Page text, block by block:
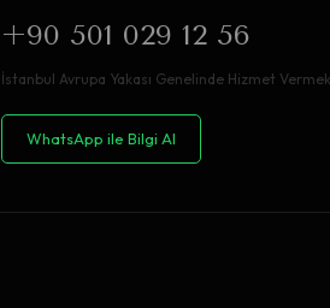
+90 501 029 12 56
İstanbul Avrupa Yakası Genelinde Hizmet
WhatsApp ile Bilgi Al